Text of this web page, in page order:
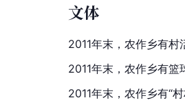
文体
2011年末，农作乡有
2011年末，农作乡有篮
2011年末，农作乡有“